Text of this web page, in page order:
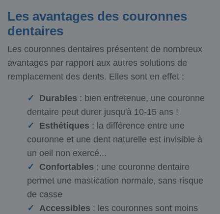
Les avantages des couronnes
dentaires
Les couronnes dentaires présentent de nombreux
avantages par rapport aux autres solutions de
remplacement des dents. Elles sont en effet :
Durables : bien entretenue, une couronne
dentaire peut durer jusqu'à 10-15 ans !
Esthétiques : la différence entre une
couronne et une dent naturelle est invisible à
un oeil non exercé...
Confortables : une couronne dentaire
permet une mastication normale, sans risque
de casse
Accessibles : les couronnes sont moins